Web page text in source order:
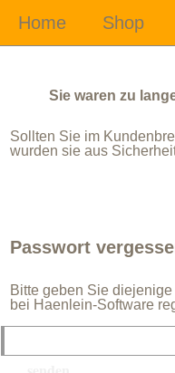
Sie waren zu
Sollten Sie im
wurden sie aus
Passwort
Bitte geben Sie
bei Haenlein-Software